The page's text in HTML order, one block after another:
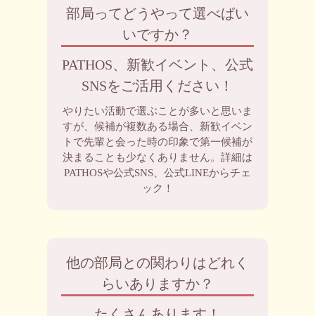
部局ってどうやって選べばい
いですか？
PATHOS、新歓イベント、公式
SNSをご活用ください！
やりたい活動で選ぶことが多いと思いま
すが、候補が複数ある場合、新歓イベン
トで先輩と会った時の印象で第一候補が
決まることも少なくありません。詳細は
PATHOSや公式SNS、公式LINEからチェ
ック！
他の部局との関わりはどれく
らいありますか？